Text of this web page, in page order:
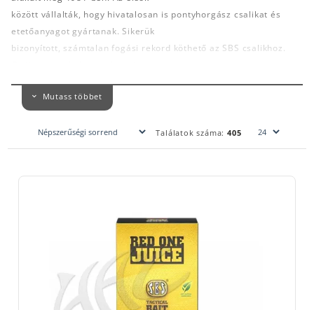
között vállalták, hogy hivatalosan is pontyhorgász csalikat és
etetőanyagot gyártanak. Sikerük
bizonyított, számtalan fogási rekord köthető az SBS csalikhoz.
szerelmeseinek mára már egyetlen terméküket sem kell
bemutatni.
amelynek a polcain vagy kínálatában ne
szerepelne. A mi szívünkhöz egyébként is közel áll, mivel itt,
készül. Kizárólagos európai forgalmazóként innen lát el az SBS
a Halcatraz horgász webáruház kínálatában és boltunk polcain is
megtalálhatóak a termékeik.
Büszkeségünk, hogy 2016-ban a Deseda tavon megrendezett, VII.
és VIII. Országos Pontyfogó
Bajnokságot is az SBS Halcatraz Tizo Team (Gaál Tibor, Nagy
Zoltán, Pigniczki Ferenc) nyerte.
Mutass többet
Találatok száma: 405